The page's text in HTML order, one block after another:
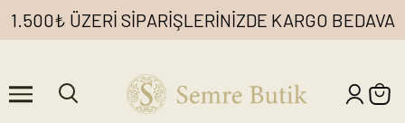
1.500₺ ÜZERİ SİPARİŞLERİNİZDE KARGO BEDAVA